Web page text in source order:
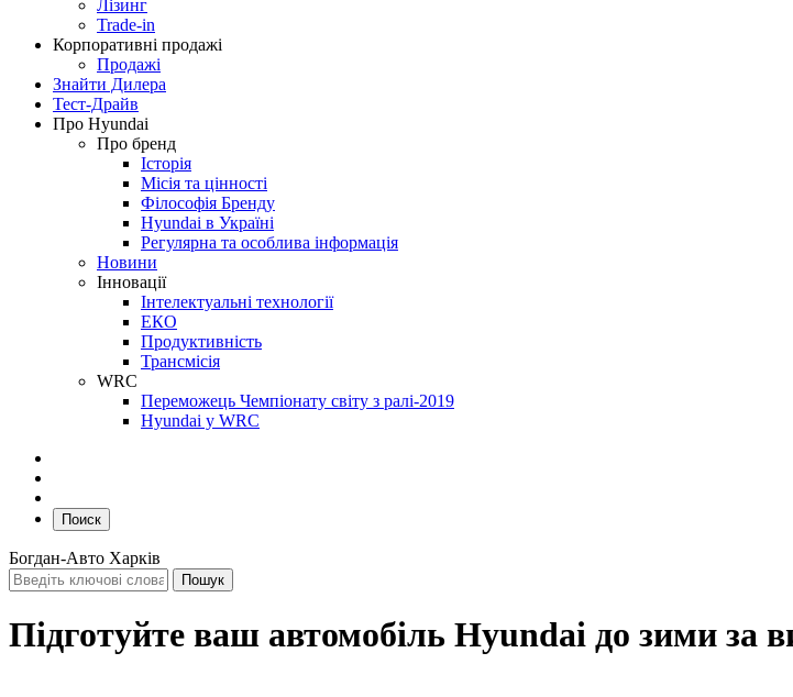
Лізинг
Trade-in
Корпоративні продажі
Продажі
Знайти Дилера
Тест-Драйв
Про Hyundai
Про бренд
Історія
Місія та цінності
Філософія Бренду
Hyundai в Україні
Регулярна та особлива інформація
Новини
Інновації
Інтелектуальні технології
ЕКО
Продуктивність
Трансмісія
WRC
Переможець Чемпіонату світу з ралі-2019
Hyundai у WRC
Поиск
Богдан-Авто Харків
Підготуйте ваш автомобіль Hyundai до зими за